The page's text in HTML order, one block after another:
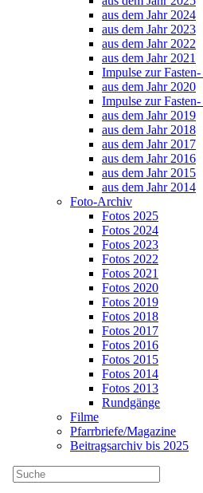
aus dem Jahr 2024
aus dem Jahr 2023
aus dem Jahr 2022
aus dem Jahr 2021
Impulse zur
aus dem Jahr 2020
Impulse zur
aus dem Jahr 2019
aus dem Jahr 2018
aus dem Jahr 2017
aus dem Jahr 2016
aus dem Jahr 2015
aus dem Jahr 2014
Foto-Archiv
Fotos 2025
Fotos 2024
Fotos 2023
Fotos 2022
Fotos 2021
Fotos 2020
Fotos 2019
Fotos 2018
Fotos 2017
Fotos 2016
Fotos 2015
Fotos 2014
Fotos 2013
Rundgänge
Filme
Pfarrbriefe/Magazine
Beitragsarchiv bis 2025